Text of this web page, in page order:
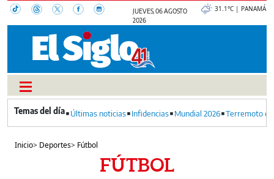
JUEVES, 06 AGOSTO
2026
31.1°C | PANAMÁ
Últimas noticias Infidencias Mundial 2026 Terremoto
Inicio> Deportes> Fútbol
FÚTBOL